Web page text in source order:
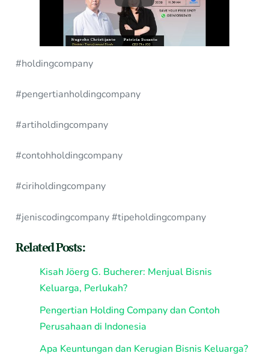
#holdingcompany
#pengertianholdingcompany
#artiholdingcompany
#contohholdingcompany
#ciriholdingcompany
#jeniscodingcompany #tipeholdingcompany
Related Posts:
Kisah Jöerg G. Bucherer: Menjual Bisnis
Keluarga, Perlukah?
Pengertian Holding Company dan Contoh
Perusahaan di Indonesia
Apa Keuntungan dan Kerugian Bisnis Keluarga?